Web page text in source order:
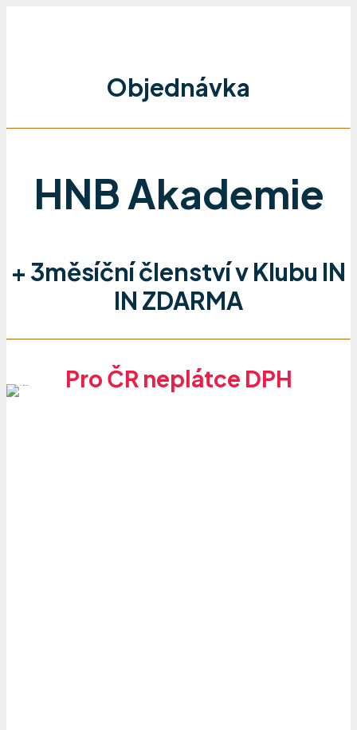
Objednávka
HNB Akademie
+ 3měsíční členství v Klubu IN
IN ZDARMA
Pro ČR neplátce DPH